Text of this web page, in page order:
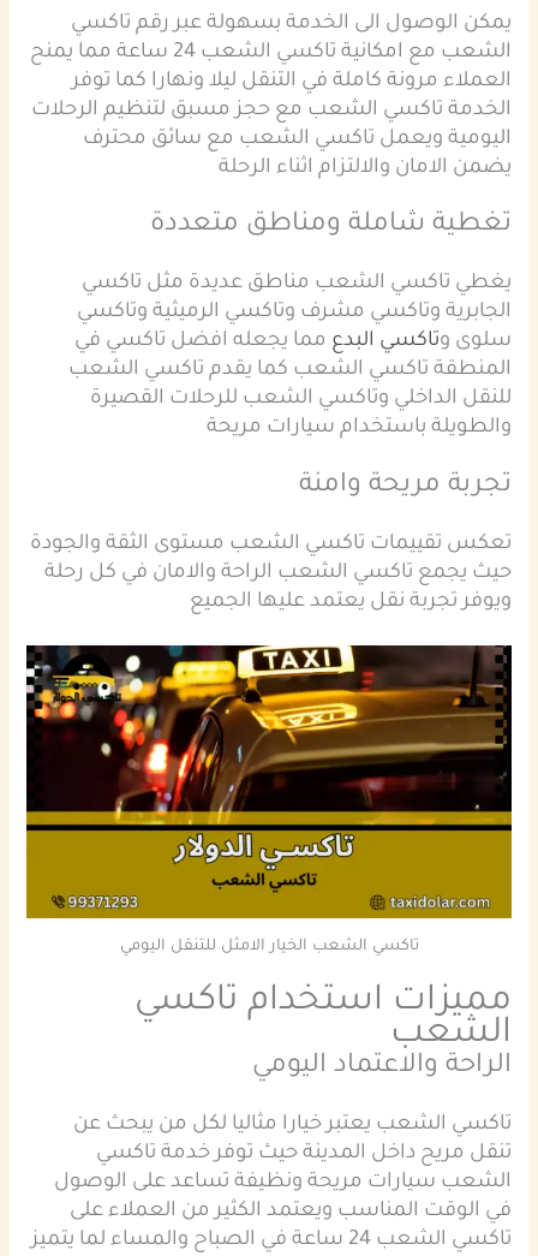
يمكن الوصول الى الخدمة بسهولة عبر رقم تاكسي
الشعب مع امكانية تاكسي الشعب 24 ساعة مما يمنح
العملاء مرونة كاملة في التنقل ليلا ونهارا كما توفر
الخدمة تاكسي الشعب مع حجز مسبق لتنظيم الرحلات
اليومية ويعمل تاكسي الشعب مع سائق محترف
يضمن الامان والالتزام اثناء الرحلة
تغطية شاملة ومناطق متعددة
يغطي تاكسي الشعب مناطق عديدة مثل تاكسي
الجابرية وتاكسي مشرف وتاكسي الرميثية وتاكسي
سلوى وتاكسي البدع مما يجعله افضل تاكسي في
المنطقة تاكسي الشعب كما يقدم تاكسي الشعب
للنقل الداخلي وتاكسي الشعب للرحلات القصيرة
والطويلة باستخدام سيارات مريحة
تجربة مريحة وامنة
تعكس تقييمات تاكسي الشعب مستوى الثقة والجودة
حيث يجمع تاكسي الشعب الراحة والامان في كل رحلة
ويوفر تجربة نقل يعتمد عليها الجميع
تاكسي الشعب الخيار الامثل للتنقل اليومي
مميزات استخدام تاكسي
الشعب
الراحة والاعتماد اليومي
تاكسي الشعب يعتبر خيارا مثاليا لكل من يبحث عن
تنقل مريح داخل المدينة حيث توفر خدمة تاكسي
الشعب سيارات مريحة ونظيفة تساعد على الوصول
في الوقت المناسب ويعتمد الكثير من العملاء على
تاكسي الشعب 24 ساعة في الصباح والمساء لما يتميز